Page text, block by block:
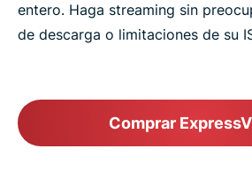
entero. Haga streaming sin
de descarga o limitaciones de su
Comprar